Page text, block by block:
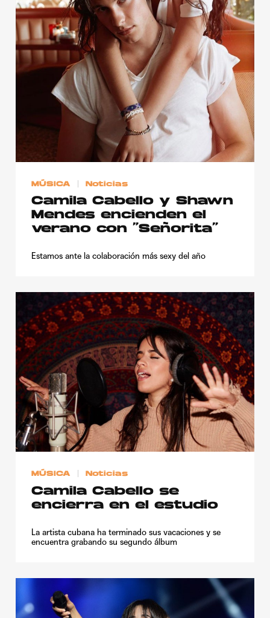
Contacto
Aviso Legal
© 2015-2022 UMOMAG. PROPIEDAD DE UMO agency. TODOS LOS
DERECHOS RESERVADOS.
MÚSICA Noticias
Camila Cabello y Shawn
Mendes encienden el
verano con “Señorita”
Estamos ante la colaboración más sexy del año
MÚSICA Noticias
Camila Cabello se
encierra en el estudio
La artista cubana ha terminado sus vacaciones y se
encuentra grabando su segundo álbum